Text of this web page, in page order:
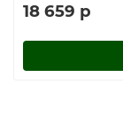
18 659 р